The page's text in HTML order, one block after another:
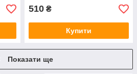
510 ₴
Купити
Показати ще